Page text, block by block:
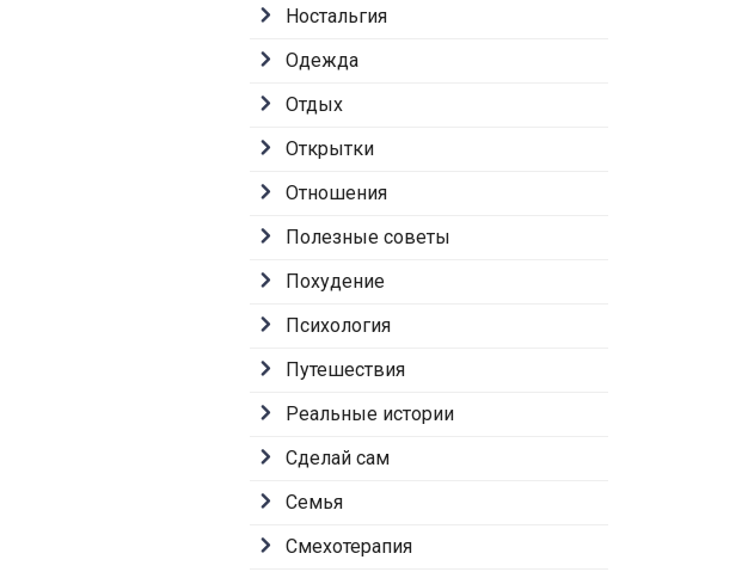
Ностальгия
Одежда
Отдых
Открытки
Отношения
Полезные советы
Похудение
Психология
Путешествия
Реальные истории
Сделай сам
Семья
Смехотерапия